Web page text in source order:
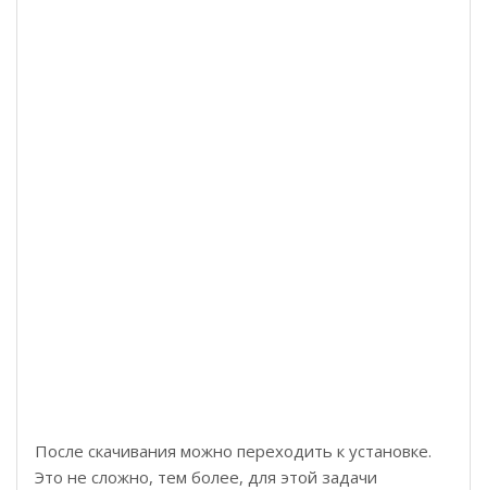
После скачивания можно переходить к установке.
Это не сложно, тем более, для этой задачи